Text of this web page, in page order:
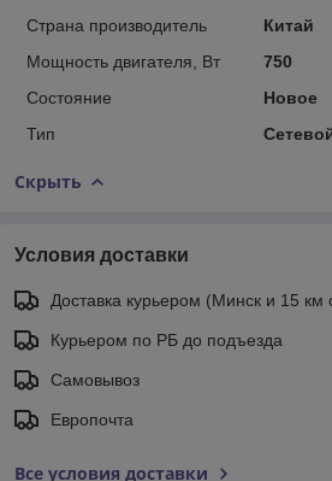
Страна производитель
Китай
Мощность двигателя, Вт
750
Состояние
Новое
Тип
Скрыть
Условия доставки
Доставка курьером (Минск и 15
Курьером по РБ до подъезда
Самовывоз
Европочта
Все условия доставки